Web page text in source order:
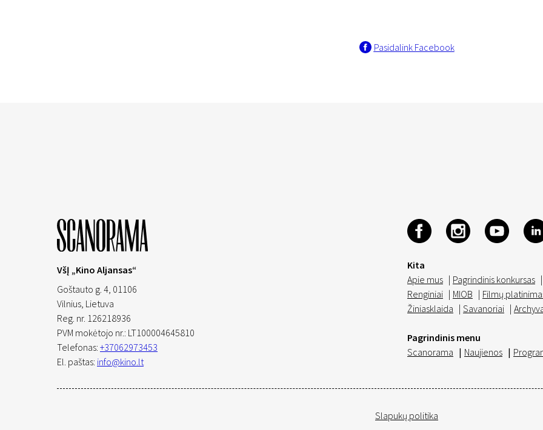
Pasidalink Facebook
Kita
Apie mus | Pagrindinis konkursas |
Renginiai | MIOB | Filmų
Žiniasklaida | Savanoriai |
Pagrindinis menu
Scanorama | Naujienos |
VšĮ „Kino Aljansas“
Goštauto g. 4, 01106
Vilnius, Lietuva
Reg. nr. 126218936
PVM mokėtojo nr.: LT100004645810
Telefonas: +37062973453
El. paštas: info@kino.lt
Slapukų politika